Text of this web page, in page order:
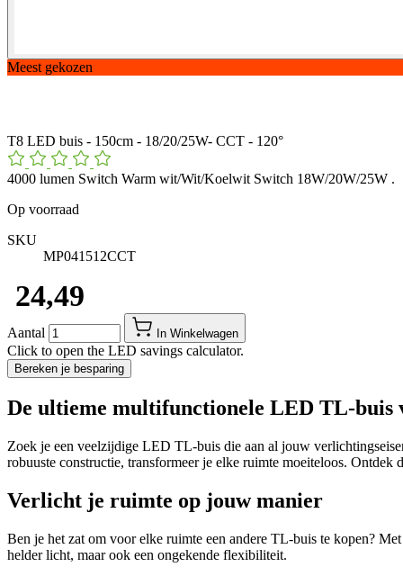
Meest gekozen
T8 LED buis - 150cm - 18/20/25W- CCT - 120°
4000 lumen Switch Warm wit/Wit/Koelwit Switch 18W/20W/25W .
Op voorraad
SKU
MP041512CCT
​ 24,49
Aantal In Winkelwagen
Click to open the LED savings calculator.
Bereken je besparing
De ultieme multifunctionele LED TL-buis
Zoek je een veelzijdige LED TL-buis die aan al jouw
robuuste constructie, transformeer je elke ruimte moeiteloos.
Verlicht je ruimte op jouw manier
Ben je het zat om voor elke ruimte een andere TL-buis te kopen?
helder licht, maar ook een ongekende flexibiliteit.